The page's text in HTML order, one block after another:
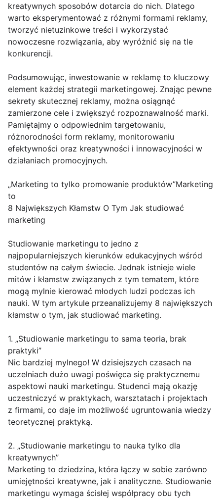
kreatywnych sposobów dotarcia do nich. Dlatego
warto eksperymentować z różnymi formami reklamy,
tworzyć nietuzinkowe treści i wykorzystać
nowoczesne rozwiązania, aby wyróżnić się na tle
konkurencji.
Podsumowując, inwestowanie w reklamę to kluczowy
element każdej strategii marketingowej. Znając pewne
sekrety skutecznej reklamy, można osiągnąć
zamierzone cele i zwiększyć rozpoznawalność marki.
Pamiętajmy o odpowiednim targetowaniu,
różnorodności form reklamy, monitorowaniu
efektywności oraz kreatywności i innowacyjności w
działaniach promocyjnych.
„Marketing to tylko promowanie produktów”Marketing
to
8 Największych Kłamstw O Tym Jak studiować
marketing
Studiowanie marketingu to jedno z
najpopularniejszych kierunków edukacyjnych wśród
studentów na całym świecie. Jednak istnieje wiele
mitów i kłamstw związanych z tym tematem, które
mogą mylnie kierować młodych ludzi podczas ich
nauki. W tym artykule przeanalizujemy 8 największych
kłamstw o tym, jak studiować marketing.
1. „Studiowanie marketingu to sama teoria, brak
praktyki”
Nic bardziej mylnego! W dzisiejszych czasach na
uczelniach dużo uwagi poświęca się praktycznemu
aspektowi nauki marketingu. Studenci mają okazję
uczestniczyć w praktykach, warsztatach i projektach
z firmami, co daje im możliwość ugruntowania wiedzy
teoretycznej praktyką.
2. „Studiowanie marketingu to nauka tylko dla
kreatywnych”
Marketing to dziedzina, która łączy w sobie zarówno
umiejętności kreatywne, jak i analityczne. Studiowanie
marketingu wymaga ścisłej współpracy obu tych